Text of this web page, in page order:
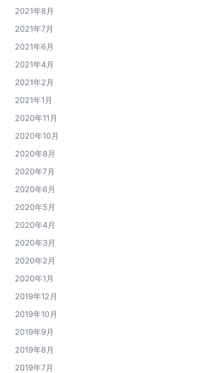
2021年8月
2021年7月
2021年6月
2021年4月
2021年2月
2021年1月
2020年11月
2020年10月
2020年8月
2020年7月
2020年6月
2020年5月
2020年4月
2020年3月
2020年2月
2020年1月
2019年12月
2019年10月
2019年9月
2019年8月
2019年7月